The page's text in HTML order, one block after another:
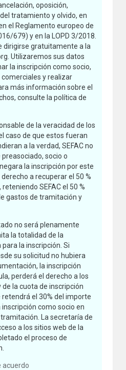
oposición,
tratamiento y olvido, en
el Reglamento europeo de
679) y en la LOPD 3/2018.
dirigirse gratuitamente a la
Utilizaremos sus datos
la inscripción como socio,
y realizar
más información sobre el
consulte la política de
de la veracidad de los
caso de que estos fueran
a la verdad, SEFAC no
socio o
la inscripción por este
a recuperar el 50 %
SEFAC el 50 %
gastos de tramitación y
no será plenamente
la totalidad de la
la inscripción. Si
su solicitud no hubiera
la inscripción
perderá el derecho a los
la cuota de inscripción
el 30% del importe
como socio en
La secretaría de
a los sitios web de la
el proceso de
acuerdo